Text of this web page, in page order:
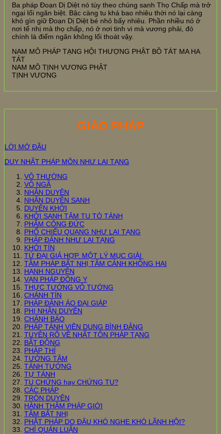
Ba pháp Đoạn Dị Diệt nó tùy theo chúng sanh Thọ Chấp mà trở
ngại lối ngăn biệt. Bậc càng tu khá bao nhiêu thời nó lại càng
khó gìn giữ Đoạn Dị Diệt bé nhỏ bấy nhiêu. Phần nhiều nó ở
nơi tế nhị mà thọ chấp, nó ở nơi tinh vi mà vương phải, đó
chính là điểm ngăn không lối thoát vậy.
NAM MÔ PHÁP TẠNG HỘI THƯỢNG PHẬT BỒ TÁT MA HA
TÁT
NAM MÔ TỊNH VƯƠNG PHẬT
TỊNH VƯƠNG
GIÁO PHÁP
LỜI MỞ ĐẦU
DUY NHẤT PHÁP MÔN NHƯ LAI TẠNG
VÔ THƯỜNG
VÔ NGÃ
NHÂN DUYÊN
NHÂN DUYÊN SANH
DUYÊN KHỞI
KHỞI SANH TÂM TU TỎ TÁNH
PHẨM CÔNG ĐỨC
PHỔ CHIẾU QUANG NHƯ LAI TẠNG
PHÁP ĐẢNH NHƯ LAI TẠNG
KHỞI TÍN
TỨ ĐẠI GIẢ HỢP. MỘT LÝ MỤC GIẢI
TÂM PHÁP BẤT NHỊ TÂM CẢNH KHÔNG HAI
HẠNH NGUYỆN
VẠN PHÁP ĐỒNG Y
THỰC TƯỚNG VÔ TƯỚNG
CHÁNH TÍN
PHÁP ĐẢNH ÁO ĐẠI GIÁP
PHI NHÂN DUYÊN
CHÁNH BÁO
PHÁP TÁNH VIÊN DUNG BÌNH ĐẲNG
TUYÊN RÕ VỀ NHẤT TÔN PHÁP TẠNG
BẤT ĐỘNG
PHÁP THÍ
TƯỚNG TÂM
TÁNH TƯỚNG
TỰ TÁNH
TU CHỨNG hay CHỨNG TU?
CÁC PHÁP
TRÒN DUYÊN
HÀNH THÂM PHÁP GIỚI
TÂM BẤT NHỊ
PHẬT PHÁP DO ĐÂU KHÓ NGHE KHÓ LÃNH HỘI?
CHỈ QUÁN LUẬN